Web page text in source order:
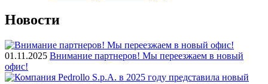
Новости
01.11.2025 Внимание партнеров! Мы переезжаем в новый
офис!